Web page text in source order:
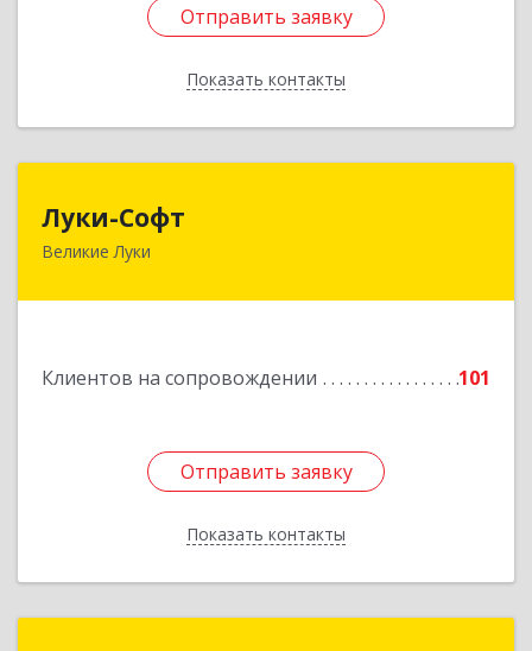
Отправить заявку
Показать контакты
Отправить заявку
Назад
Луки-Софт
Великие Луки
Клиентов на сопровождении 101
Отправить заявку
Показать контакты
182113, Псковская обл, Великие Луки г,
Отправить заявку
Назад